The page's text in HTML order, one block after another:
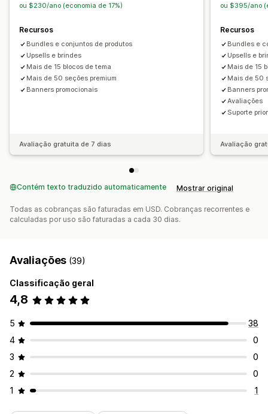
Página de avaliações
Páginas de preços Seções de temas
Gerenciamento de páginas
Ferramenta de edição Elementos
Fontes personalizadas
Snippets
Localização
Responsividade para dispositivos móveis
Carregamento lento
ou $230/ano (economia de 17%)
Recursos
Bundles e conjuntos de produtos
Upsells e brindes
Mais de 15 blocos de tema
Mais de 50 seções premium
Banners promocionais
Avaliação gratuita de 7 dias
ou $395/ano
Recursos
Bundles e
Upsells e
Mais de 15
Mais de 50
Banners
Avaliações
Suporte
Avaliação
Contém texto traduzido automaticamente Mostrar original
Todas as cobranças são faturadas em USD. Cobranças recorrentes e
calculadas por uso são faturadas a cada 30 dias.
Avaliações (39)
Classificação geral
4,8
5
38
4
0
3
0
2
0
1
1